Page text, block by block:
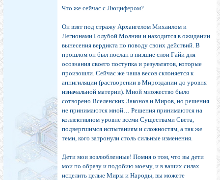
Что же сейчас с Люцифером?
Он взят под стражу Архангелом Михаилом и
Легионами Голубой Молнии и находится в ожидании
вынесения вердикта по поводу своих действий. В
прошлом он был послан в низшие слои Гайи для
осознания своего поступка и результатов, которые
произошли. Сейчас же чаша весов склоняется к
аннигиляции (растворении в Мироздании до уровня
изначальной материи). Мной множество было
сотворено Вселенских Законов и Миров, но решения
не принимаются мной… Решения принимаются на
коллективном уровне всеми Существами Света,
подвергшимся испытаниям и сложностям, а так же
теми, кого затронули столь сильные изменения.
Дети мои возлюбленные! Помня о том, что вы дети
мои по образу и подобию моему, и в ваших силах
исцелить целые Миры и Народы, вы можете